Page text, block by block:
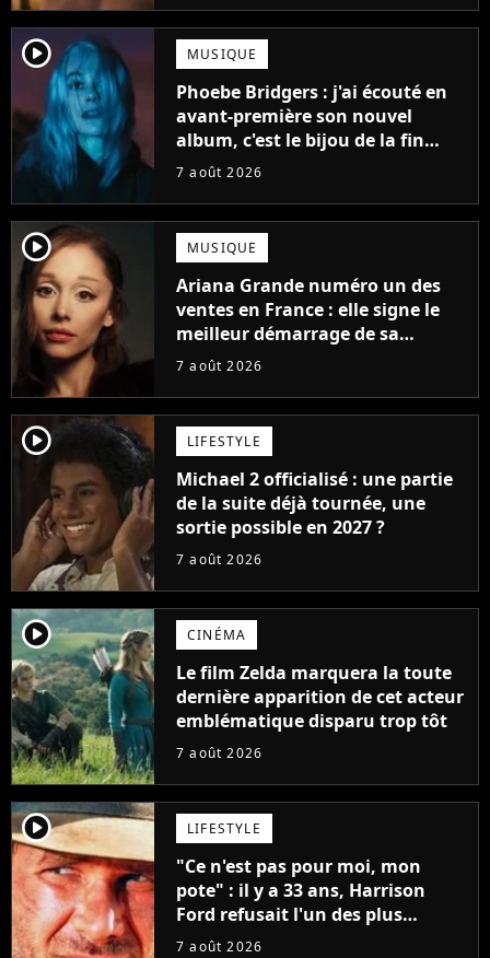
player2 MUSIQUE
Phoebe Bridgers : j'ai écouté en
avant-première son nouvel
album, c'est le bijou de la fin
d'été
7 août 2026
player2 MUSIQUE
Ariana Grande numéro un des
ventes en France : elle signe le
meilleur démarrage de sa
carrière avec son album Petal
7 août 2026
player2 LIFESTYLE
Michael 2 officialisé : une partie
de la suite déjà tournée, une
sortie possible en 2027 ?
7 août 2026
player2 CINÉMA
Le film Zelda marquera la toute
dernière apparition de cet acteur
emblématique disparu trop tôt
7 août 2026
player2 LIFESTYLE
"Ce n'est pas pour moi, mon
pote" : il y a 33 ans, Harrison
Ford refusait l'un des plus
grands succès de tous les temps
7 août 2026